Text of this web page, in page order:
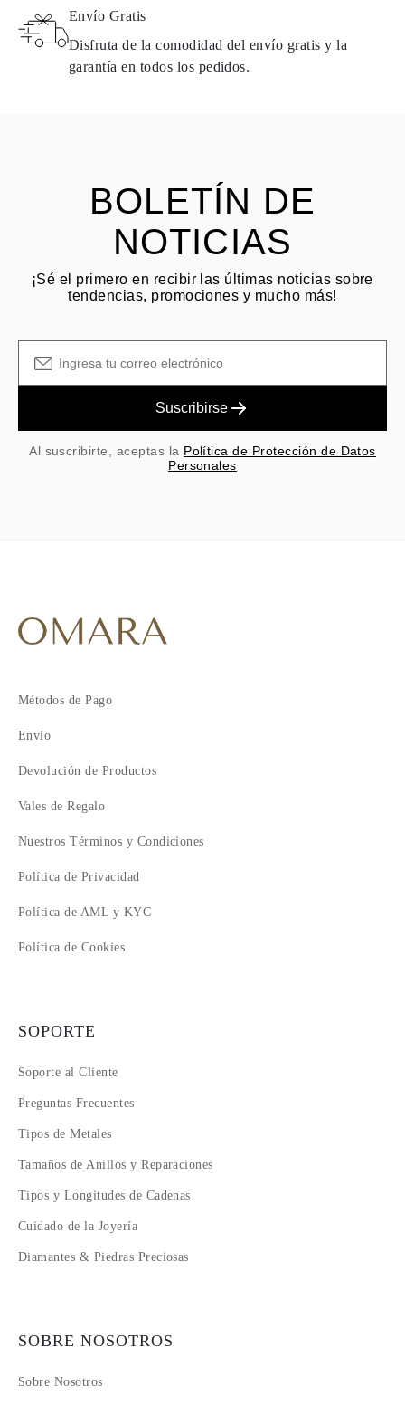
de la fecha de entrega. Los productos que contienen diamantes
naturales pueden devolverse bajo las mismas condiciones —
a partir de la fecha de entrega del
Envío Gratis
Disfruta de la comodidad del envío gratis y la
garantía en todos los pedidos.
BOLETÍN DE
NOTICIAS
¡Sé el primero en recibir las últimas noticias sobre
tendencias, promociones y mucho más!
Suscribirse
Al suscribirte, aceptas la Política de Protección de Datos
Personales
Métodos de Pago
Envío
Devolución de Productos
Vales de Regalo
Nuestros Términos y Condiciones
Política de Privacidad
Política de AML y KYC
Política de Cookies
SOPORTE
Soporte al Cliente
Preguntas Frecuentes
Tipos de Metales
Tamaños de Anillos y Reparaciones
Tipos y Longitudes de Cadenas
Cuidado de la Joyería
Diamantes & Piedras Preciosas
SOBRE NOSOTROS
Sobre Nosotros